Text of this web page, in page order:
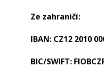
Ze zahraničí:
IBAN: CZ12 2010
BIC/SWIFT: